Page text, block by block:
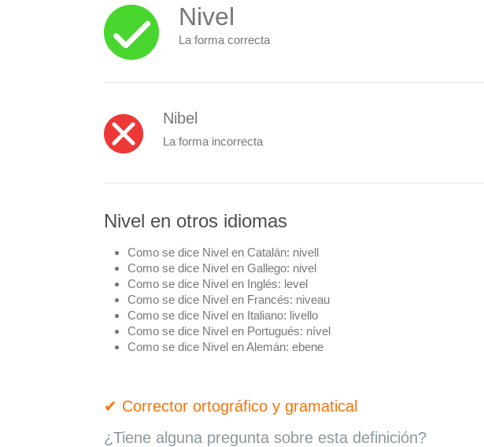
Nivel
La forma correcta
Nibel
La forma incorrecta
Nivel en otros idiomas
Como se dice Nivel en Catalán: nivell
Como se dice Nivel en Gallego: nivel
Como se dice Nivel en Inglés: level
Como se dice Nivel en Francés: niveau
Como se dice Nivel en Italiano: livello
Como se dice Nivel en Portugués: nível
Como se dice Nivel en Alemán: ebene
✔ Corrector ortográfico y gramatical
¿Tiene alguna pregunta sobre esta definición?